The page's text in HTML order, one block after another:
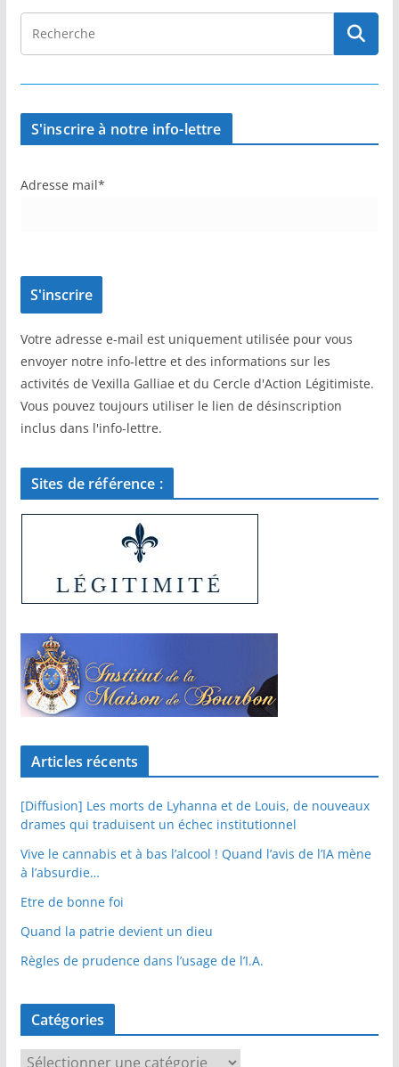
S'inscrire à notre info-lettre
Adresse mail*
Votre adresse e-mail est uniquement utilisée pour vous
envoyer notre info-lettre et des informations sur les
activités de Vexilla Galliae et du Cercle d'Action Légitimiste.
Vous pouvez toujours utiliser le lien de désinscription
inclus dans l'info-lettre.
Sites de référence :
Articles récents
[Diffusion] Les morts de Lyhanna et de Louis, de nouveaux
drames qui traduisent un échec institutionnel
Vive le cannabis et à bas l’alcool ! Quand l’avis de l’IA mène
à l’absurdie…
Etre de bonne foi
Quand la patrie devient un dieu
Règles de prudence dans l’usage de l’I.A.
Catégories